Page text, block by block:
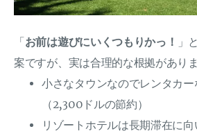
「お前は遊びにいくつもりかっ！ 」
案ですが、実は合理的な根拠がありま
小さなタウンなのでレンタカ
（2,300ドルの節約）
リゾートホテルは長期滞在に